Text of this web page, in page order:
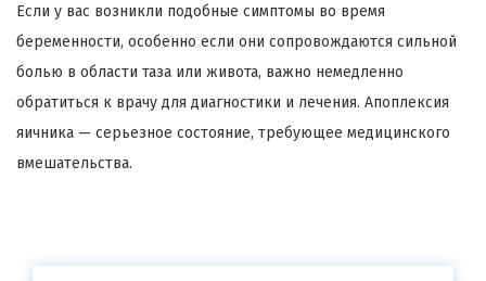
Если у вас возникли подобные симптомы во время
беременности, особенно если они сопровождаются сильной
болью в области таза или живота, важно немедленно
обратиться к врачу для диагностики и лечения. Апоплексия
яичника — серьезное состояние, требующее медицинского
вмешательства.